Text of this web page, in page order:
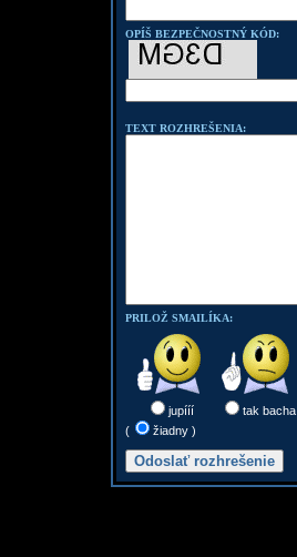
OPÍŠ BEZPEČNOSTNÝ KÓD:
TEXT ROZHREŠENIA:
PRILOŽ SMAILÍKA:
jupííí tak bacha
(
žiadny )